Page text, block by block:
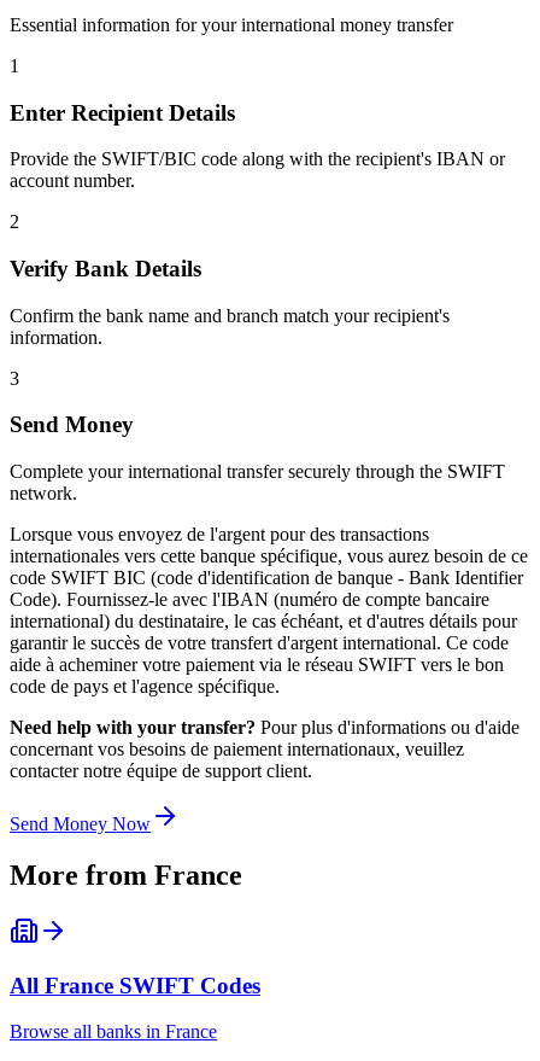
Essential information for your international money transfer
1
Enter Recipient Details
Provide the SWIFT/BIC code along with the recipient's IBAN or
account number.
2
Verify Bank Details
Confirm the bank name and branch match your recipient's
information.
3
Send Money
Complete your international transfer securely through the SWIFT
network.
Lorsque vous envoyez de l'argent pour des transactions
internationales vers cette banque spécifique, vous aurez besoin de ce
code SWIFT BIC (code d'identification de banque - Bank Identifier
Code). Fournissez-le avec l'IBAN (numéro de compte bancaire
international) du destinataire, le cas échéant, et d'autres détails pour
garantir le succès de votre transfert d'argent international. Ce code
aide à acheminer votre paiement via le réseau SWIFT vers le bon
code de pays et l'agence spécifique.
Need help with your transfer? Pour plus d'informations ou d'aide
concernant vos besoins de paiement internationaux, veuillez
contacter notre équipe de support client.
Send Money Now
More from France
All France SWIFT Codes
Browse all banks in France